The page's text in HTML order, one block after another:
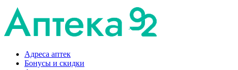
Адреса аптек
Бонусы и скидки